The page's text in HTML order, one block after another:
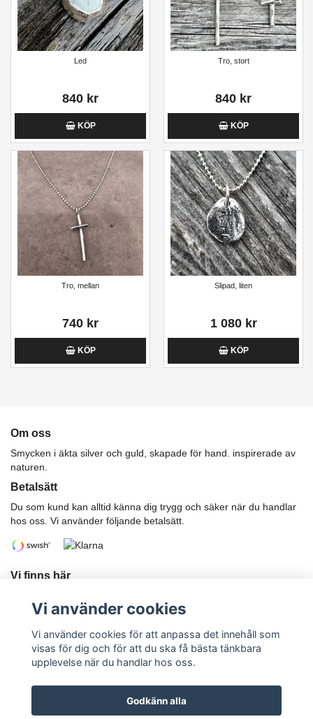
Led
840 kr
KÖP
Tro, stort
840 kr
KÖP
Tro, mellan
740 kr
KÖP
Slipad, liten
1 080 kr
KÖP
Om oss
Smycken i äkta silver och guld, skapade för hand. inspirerade av
naturen.
Betalsätt
Du som kund kan alltid känna dig trygg och säker när du handlar
hos oss. Vi använder följande betalsätt.
Vi finns här
Telefon: 070-247 85 02
Vi använder cookies
Vi använder cookies för att anpassa det innehåll som
visas för dig och för att du ska få bästa tänkbara
upplevelse när du handlar hos oss.
Godkänn alla